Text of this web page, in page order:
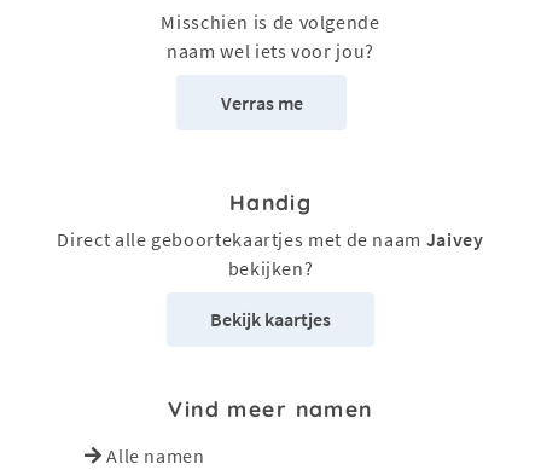
Misschien is de volgende
naam wel iets voor jou?
Verras me
Handig
Direct alle geboortekaartjes met de naam Jaivey
bekijken?
Bekijk kaartjes
Vind meer namen
Alle namen